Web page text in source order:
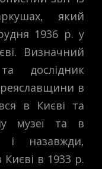
який
1936 р. у
Визначний
дослідник
в
в Києві та
музеї та в
і назавжди,
в 1933 р.